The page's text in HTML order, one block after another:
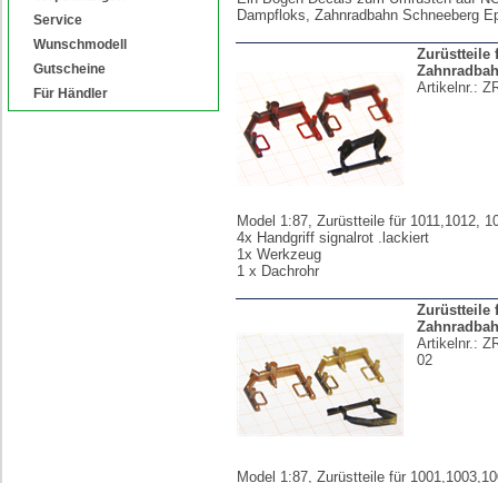
Service
Wunschmodell
Gutscheine
Für Händler
Dampfloks, Zahnradbahn Schneeberg
Zurüstteile
Artikelnr.:
Model 1:87, Zurüstteile für 1011,1012,
4x Handgriff signalrot .lackiert
1x Werkzeug
1 x Dachrohr
Zurüstteile
Artikelnr.:
02
Model 1:87, Zurüstteile für